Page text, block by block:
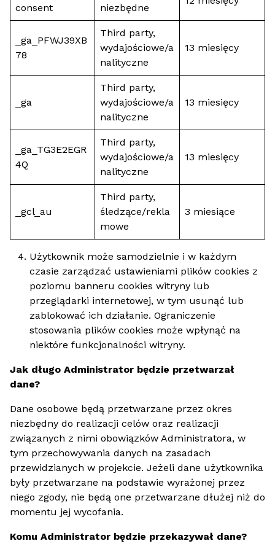
consent
niezbędne
_ga_PFWJ39XB
78
Third party,
wydajościowe/a
nalityczne
13 miesięcy
_ga
Third party,
wydajościowe/a
nalityczne
13 miesięcy
_ga_TG3E2EGR
4Q
Third party,
wydajościowe/a
nalityczne
13 miesięcy
_gcl_au
Third party,
śledzące/rekla
mowe
3 miesiące
Użytkownik może samodzielnie i w każdym
czasie zarządzać ustawieniami plików cookies z
poziomu banneru cookies witryny lub
przeglądarki internetowej, w tym usunąć lub
zablokować ich działanie. Ograniczenie
stosowania plików cookies może wpłynąć na
niektóre funkcjonalności witryny.
Jak długo Administrator będzie przetwarzał
dane?
Dane osobowe będą przetwarzane przez okres
niezbędny do realizacji celów oraz realizacji
związanych z nimi obowiązków Administratora, w
tym przechowywania danych na zasadach
przewidzianych w projekcie. Jeżeli dane użytkownika
były przetwarzane na podstawie wyrażonej przez
niego zgody, nie będą one przetwarzane dłużej niż do
momentu jej wycofania.
Komu Administrator będzie przekazywał dane?